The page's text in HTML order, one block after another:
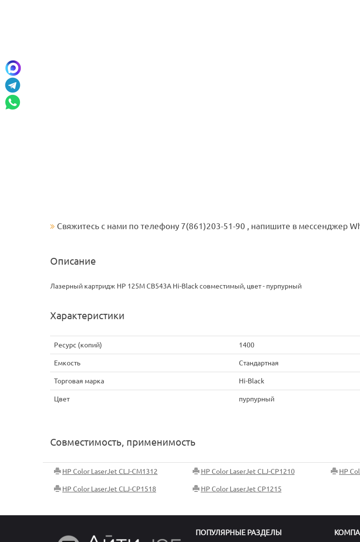
Свяжитесь с нами по телефону 7(861)203-51-90 , напишите в мессенджер
Описание
Лазерный картридж HP 125M CB543A Hi-Black совместимый, цвет - пурпурный
Характеристики
Ресурс (копий) 1400
Емкость Стандартная
Торговая марка Hi-Black
Цвет пурпурный
Совместимость, применимость
HP Color LaserJet CLJ-CM1312 HP Color LaserJet CLJ-CP1210 HP
HP Color LaserJet CLJ-CP1518 HP Color LaserJet CP1215
ПОПУЛЯРНЫЕ РАЗДЕЛЫ